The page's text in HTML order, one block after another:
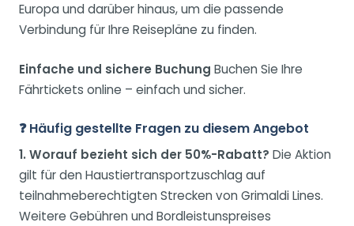
Europa und darüber hinaus, um die passende
Verbindung für Ihre Reisepläne zu finden.
Einfache und sichere Buchung Buchen Sie Ihre
Fährtickets online – einfach und sicher.
❓ Häufig gestellte Fragen zu diesem Angebot
1. Worauf bezieht sich der 50%-Rabatt? Die Aktion
gilt für den Haustiertransportzuschlag auf
teilnahmeberechtigten Strecken von Grimaldi Lines.
Weitere Gebühren und Bordleistunspreises